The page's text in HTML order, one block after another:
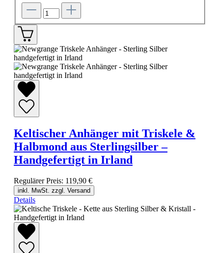
Keltischer Anhänger mit Triskele &
Halbmond aus Sterlingsilber –
Handgefertigt in Irland
Regulärer Preis: 119,90 €
inkl. MwSt. zzgl. Versand
Details